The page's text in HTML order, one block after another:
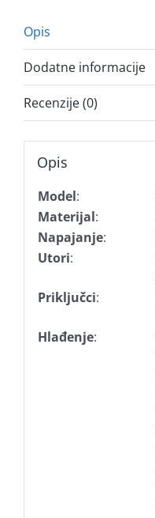
Opis
Dodatne informacije
Recenzije (0)
Opis
Model:
Materijal:
Napajanje:
Utori:
Priključci:
Hlađenje: